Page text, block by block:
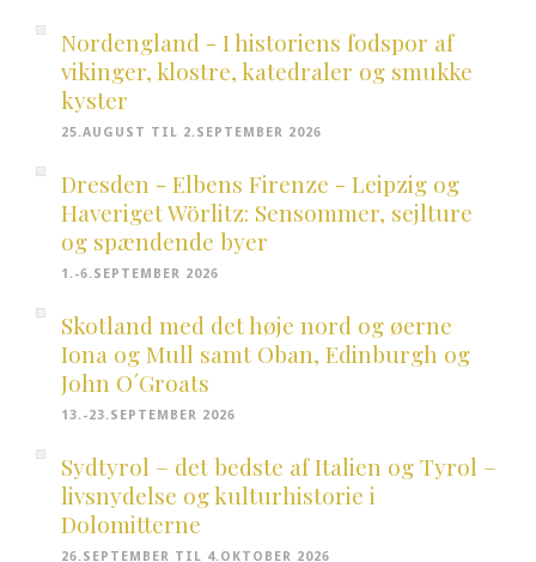
Nordengland - I historiens fodspor af
vikinger, klostre, katedraler og smukke
kyster
25.AUGUST TIL 2.SEPTEMBER 2026
Dresden - Elbens Firenze - Leipzig og
Haveriget Wörlitz: Sensommer, sejlture
og spændende byer
1.-6.SEPTEMBER 2026
Skotland med det høje nord og øerne
Iona og Mull samt Oban, Edinburgh og
John O´Groats
13.-23.SEPTEMBER 2026
Sydtyrol – det bedste af Italien og Tyrol –
livsnydelse og kulturhistorie i
Dolomitterne
26.SEPTEMBER TIL 4.OKTOBER 2026